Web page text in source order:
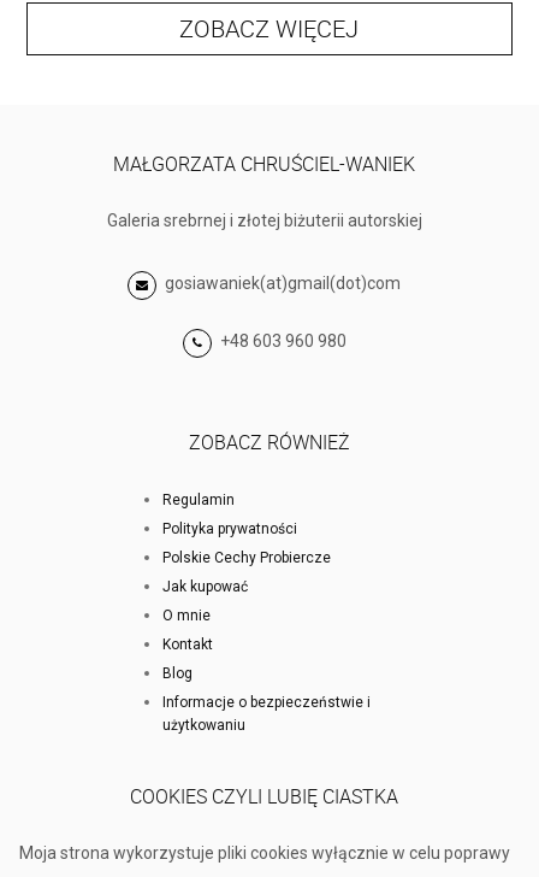
ZOBACZ WIĘCEJ
MAŁGORZATA CHRUŚCIEL-WANIEK
Galeria srebrnej i złotej biżuterii autorskiej
gosiawaniek(at)gmail(dot)com
+48 603 960 980
ZOBACZ RÓWNIEŻ
Regulamin
Polityka prywatności
Polskie Cechy Probiercze
Jak kupować
O mnie
Kontakt
Blog
Informacje o bezpieczeństwie i
użytkowaniu
COOKIES CZYLI LUBIĘ CIASTKA
Moja strona wykorzystuje pliki cookies wyłącznie w celu poprawy